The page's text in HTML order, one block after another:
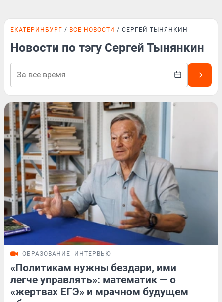
ЕКАТЕРИНБУРГ ВСЕ НОВОСТИ СЕРГЕЙ ТЫНЯНКИН
Новости по тэгу Сергей Тынянкин
ОБРАЗОВАНИЕ ИНТЕРВЬЮ
«Политикам нужны бездари, ими
легче управлять»: математик — о
«жертвах ЕГЭ» и мрачном будущем